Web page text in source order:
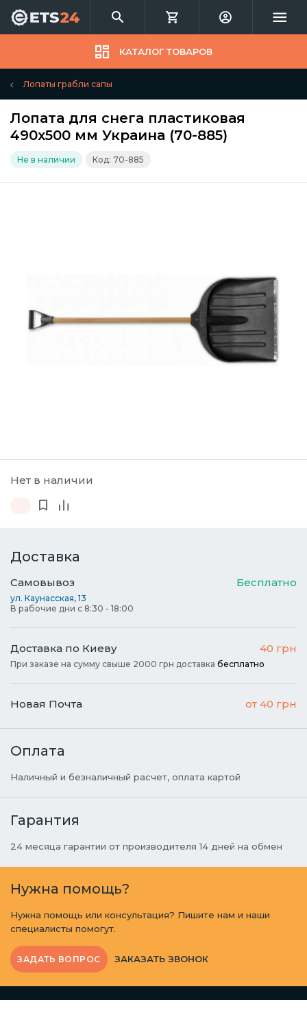
КАТАЛОГ ТОВАРОВ
Лопаты грабли сапы
Лопата для снега пластиковая
490х500 мм Украина (70-885)
Не в наличии Код: 70-885
Нет в наличии
Доставка
Самовывоз Бесплатно
ул. Каунасская, 13
В рабочие дни с 8:30 - 18:00
Доставка по Киеву 40 грн
При заказе на сумму свыше 2000 грн доставка бесплатно
Новая Почта от 40 грн
Оплата
Наличный и безналичный расчет, оплата картой
Гарантия
24 месяца гарантии от производителя 14 дней на обмен
Нужна помощь?
Нужна помощь или консультация? Пишите нам и наши
специалисты помогут.
ЗАДАТЬ ВОПРОС ЗАКАЗАТЬ ЗВОНОК